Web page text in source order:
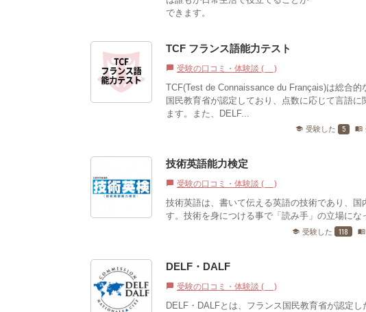
できます。
TCF フランス語能力テスト
chat_bubble 受験の口コミ・体験談 (0)
TCF(Test de Connaissance du Français)は総合
国民教育省が認定しており、点数に応じて言語
ます。また、DELF...
school 受験した 5 menu_book
技術英語能力検定
chat_bubble 受験の口コミ・体験談 (0)
技術英語は、書いて伝える英語の技術であり、
す。技術を身につける事で「読み手」の立場にな
school 受験した 118 menu_book
DELF・DALF
chat_bubble 受験の口コミ・体験談 (0)
DELF・DALFとは、フランス国民教育省が認定